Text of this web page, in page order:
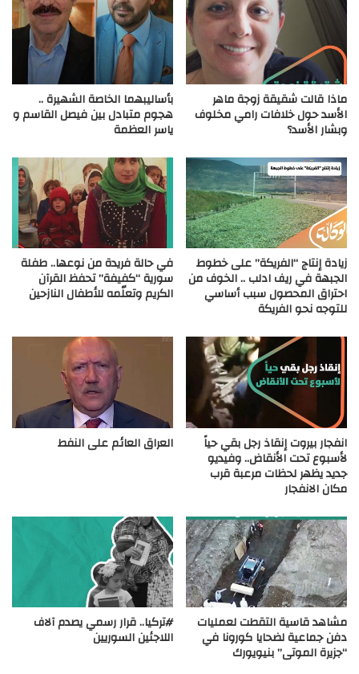
ماذا قالت شقيقة زوجة ماهر
الأسد حول خلافات رامي مخلوف
وبشار الأسد؟
بأساليبهما الخاصة الشهيرة ..
هجوم متبادل بين فيصل القاسم و
ياسر العظمة
زيادة إنتاج “الفريكة” على خطوط
الجبهة في ريف ادلب .. الخوف من
احتراق المحصول سبب أساسي
للتوجه نحو الفريكة
في حالة فريدة من نوعها.. طفلة
سورية “كفيفة” تحفظ القرآن
الكريم وتعلّمه للأطفال النازحين
انفجار بيروت إنقاذ رجل بقي حياً
لأسبوع تحت الأنقاض.. وفيديو
جديد يظهر لحظات مرعبة قرب
مكان الانفجار
العراق العائم على النفط
مشاهد قاسية التقطت لعمليات
دفن جماعية لضحايا كورونا في
“جزيرة الموتى” بنيويورك
#تركيا.. قرار رسمي يصدم آلاف
اللاجئين السوريين